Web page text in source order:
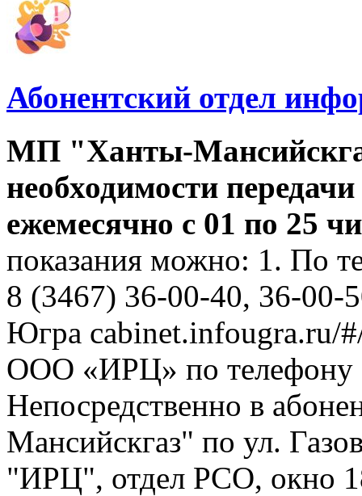
Абонентский отдел
МП "Ханты-
необходимости
ежемесячно с 01 по 25
показания можно: 1. По
8 (3467) 36-00-40, 36-00-
Югра cabinet.infougra.ru/
ООО «ИРЦ» по телефону
Непосредственно в
Мансийскгаз" по ул.
"ИРЦ", отдел РСО, окно